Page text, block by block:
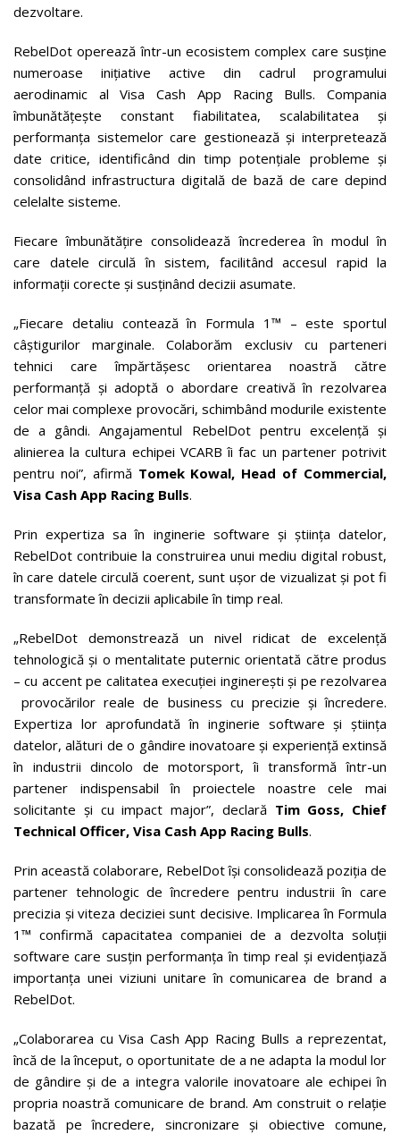
dezvoltare.
RebelDot operează într-un ecosistem complex care susține
numeroase inițiative active din cadrul programului
aerodinamic al Visa Cash App Racing Bulls. Compania
îmbunătățește constant fiabilitatea, scalabilitatea și
performanța sistemelor care gestionează și interpretează
date critice, identificând din timp potențiale probleme și
consolidând infrastructura digitală de bază de care depind
celelalte sisteme.
Fiecare îmbunătățire consolidează încrederea în modul în
care datele circulă în sistem, facilitând accesul rapid la
informații corecte și susținând decizii asumate.
„Fiecare detaliu contează în Formula 1™ – este sportul
câștigurilor marginale. Colaborăm exclusiv cu parteneri
tehnici care împărtășesc orientarea noastră către
performanță și adoptă o abordare creativă în rezolvarea
celor mai complexe provocări, schimbând modurile existente
de a gândi. Angajamentul RebelDot pentru excelență și
alinierea la cultura echipei VCARB îi fac un partener potrivit
pentru noi”, afirmă Tomek Kowal, Head of Commercial,
Visa Cash App Racing Bulls.
Prin expertiza sa în inginerie software și știința datelor,
RebelDot contribuie la construirea unui mediu digital robust,
în care datele circulă coerent, sunt ușor de vizualizat și pot fi
transformate în decizii aplicabile în timp real.
„RebelDot demonstrează un nivel ridicat de excelență
tehnologică și o mentalitate puternic orientată către produs
– cu accent pe calitatea execuției inginerești și pe rezolvarea
provocărilor reale de business cu precizie și încredere.
Expertiza lor aprofundată în inginerie software și știința
datelor, alături de o gândire inovatoare și experiență extinsă
în industrii dincolo de motorsport, îi transformă într-un
partener indispensabil în proiectele noastre cele mai
solicitante și cu impact major”, declară Tim Goss, Chief
Technical Officer, Visa Cash App Racing Bulls.
Prin această colaborare, RebelDot își consolidează poziția de
partener tehnologic de încredere pentru industrii în care
precizia și viteza deciziei sunt decisive. Implicarea în Formula
1™ confirmă capacitatea companiei de a dezvolta soluții
software care susțin performanța în timp real și evidențiază
importanța unei viziuni unitare în comunicarea de brand a
RebelDot.
„Colaborarea cu Visa Cash App Racing Bulls a reprezentat,
încă de la început, o oportunitate de a ne adapta la modul lor
de gândire și de a integra valorile inovatoare ale echipei în
propria noastră comunicare de brand. Am construit o relație
bazată pe încredere, sincronizare și obiective comune,